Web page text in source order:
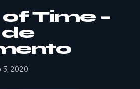
Time –
de
5, 2020